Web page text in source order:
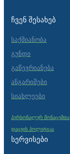
ᲩᲕᲔᲜ ᲨᲔᲡᲐᲮᲔᲑ
საქმიანობა
გუნდი
გაწევრიანება
ანგარიშები
სიახლეები
პერსონალურ მონაცემთა
დაცვის პოლიტიკა
ᲡᲔᲠᲕᲘᲡᲔᲑᲘ